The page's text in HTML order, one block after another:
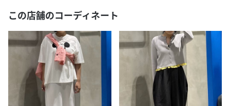
この店舗のコーディネート